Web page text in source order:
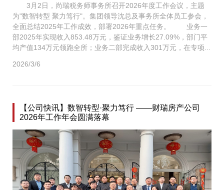
3月2日，尚瑞税务师事务所召开2026年度工作会议，主题
为"数智转型 聚力笃行"。集团领导沈总及事务所全体员工参会，
全面总结2025年工作成效，部署2026年重点任务。 业务一
部2025年实现收入853.48万元，鉴证业务增长27.09%，部门平
均产值134万元领跑全所；业务二部完成收入301万元，在专项...
2026/3/6
【公司快讯】数智转型·聚力笃行 ——财瑞房产公司
2026年工作年会圆满落幕